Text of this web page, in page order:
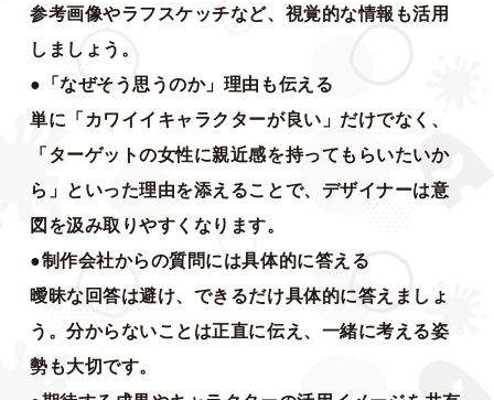
参考画像やラフスケッチなど、視覚的な情報も活用
しましょう。
●「なぜそう思うのか」理由も伝える
単に「カワイイキャラクターが良い」だけでなく、
「ターゲットの女性に親近感を持ってもらいたいか
ら」といった理由を添えることで、デザイナーは意
図を汲み取りやすくなります。
●制作会社からの質問には具体的に答える
曖昧な回答は避け、できるだけ具体的に答えましょ
う。分からないことは正直に伝え、一緒に考える姿
勢も大切です。